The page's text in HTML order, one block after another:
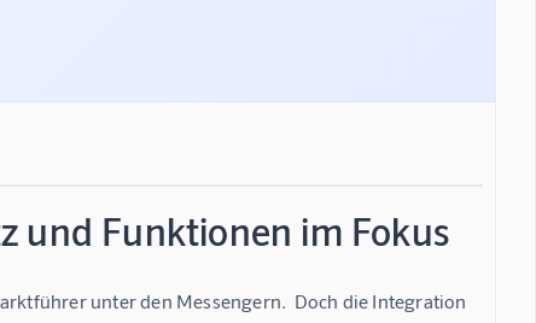
und Funktionen im Fokus
unter den Messengern.  Doch die Integration